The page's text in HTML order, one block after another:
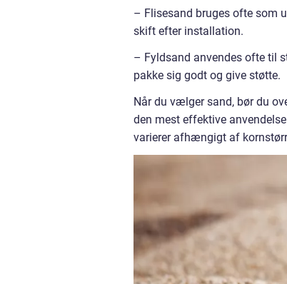
– Flisesand bruges ofte som
skift efter installation.
– Fyldsand anvendes ofte til
pakke sig godt og give støtte.
Når du vælger sand, bør du
den mest effektive
varierer afhængigt af